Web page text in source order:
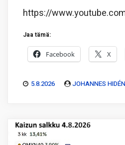
https://
Jaa tämä:
Facebook X
5.8.2026 JOHANNES HIDÉN